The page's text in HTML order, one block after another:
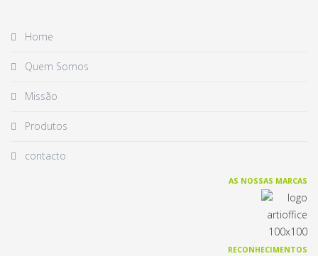
Home
Quem Somos
Missão
Produtos
contacto
AS NOSSAS MARCAS
RECONHECIMENTOS